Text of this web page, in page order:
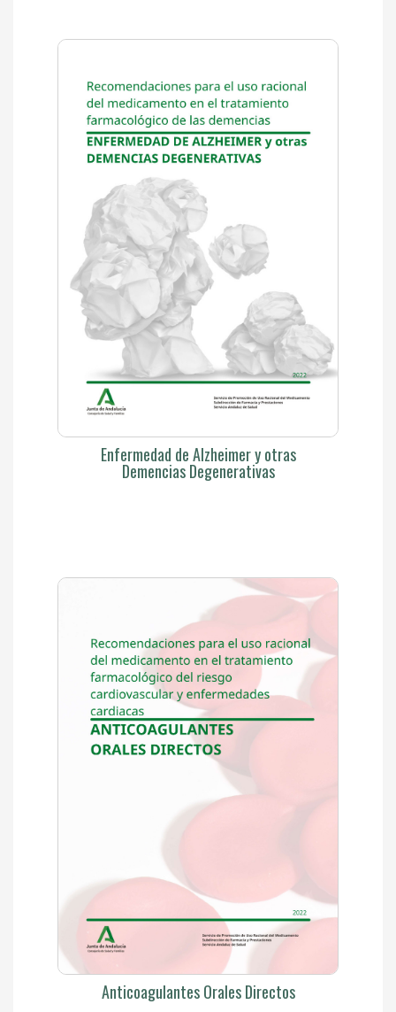
Enfermedad de Alzheimer y otras
Demencias Degenerativas
Anticoagulantes Orales Directos